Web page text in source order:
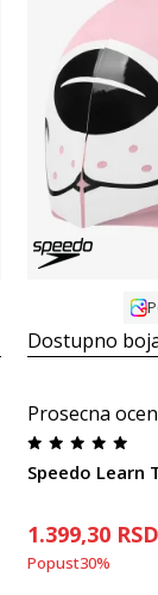
Dostupno
Prosecna
Speedo Learn
1.399,30 RSD
Popust30%